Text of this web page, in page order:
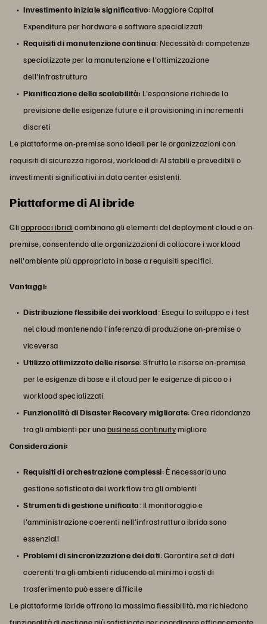
Investimento iniziale significativo: Maggiore Capital
Expenditure per hardware e software specializzati
Requisiti di manutenzione continua: Necessità di competenze
specializzate per la manutenzione e l'ottimizzazione
dell'infrastruttura
Pianificazione della scalabilità: L'espansione richiede la
previsione delle esigenze future e il provisioning in incrementi
discreti
Le piattaforme on-premise sono ideali per le organizzazioni con
requisiti di sicurezza rigorosi, workload di AI stabili e prevedibili o
investimenti significativi in data center esistenti.
Piattaforme di AI ibride
Gli approcci ibridi combinano gli elementi del deployment cloud e on-
premise, consentendo alle organizzazioni di collocare i workload
nell'ambiente più appropriato in base a requisiti specifici.
Vantaggi:
Distribuzione flessibile dei workload: Esegui lo sviluppo e i test
nel cloud mantenendo l'inferenza di produzione on-premise o
viceversa
Utilizzo ottimizzato delle risorse: Sfrutta le risorse on-premise
per le esigenze di base e il cloud per le esigenze di picco o i
workload specializzati
Funzionalità di Disaster Recovery migliorate: Crea ridondanza
tra gli ambienti per unabusiness continuitymigliore
Considerazioni:
Requisiti di orchestrazione complessi: È necessaria una
gestione sofisticata dei workflow tra gli ambienti
Strumenti di gestione unificata: Il monitoraggio e
l'amministrazione coerenti nell'infrastruttura ibrida sono
essenziali
Problemi di sincronizzazione dei dati: Garantire set di dati
coerenti tra gli ambienti riducendo al minimo i costi di
trasferimento può essere difficile
Le piattaforme ibride offrono la massima flessibilità, ma richiedono